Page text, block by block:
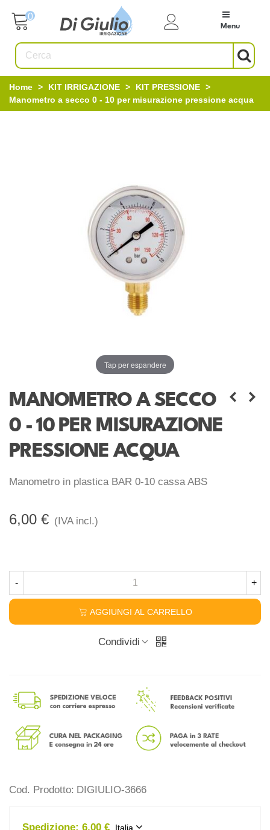
0
Menu
Home > KIT IRRIGAZIONE > KIT PRESSIONE >
Manometro a secco 0 - 10 per misurazione pressione acqua
Tap per espandere
MANOMETRO A SECCO
0 - 10 PER MISURAZIONE
PRESSIONE ACQUA
Manometro in plastica BAR 0-10 cassa ABS
6,00 € (IVA incl.)
- +
AGGIUNGI AL CARRELLO
Condividi
Cod. Prodotto: DIGIULIO-3666
Spedizione: 6,00 € Italia